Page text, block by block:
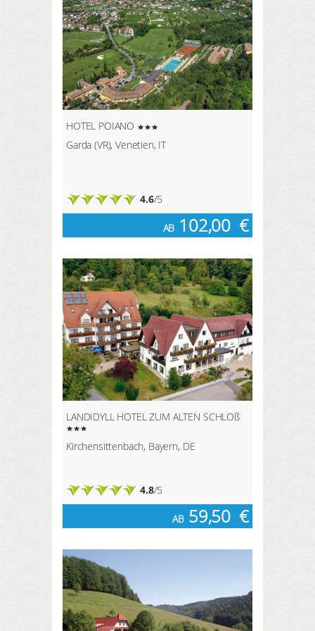
HOTEL POIANO
Garda (VR), Venetien, IT
4.6/5
AB 102,00 €
LANDIDYLL HOTEL ZUM ALTEN SCHLOß
Kirchensittenbach, Bayern, DE
4.8/5
AB 59,50 €